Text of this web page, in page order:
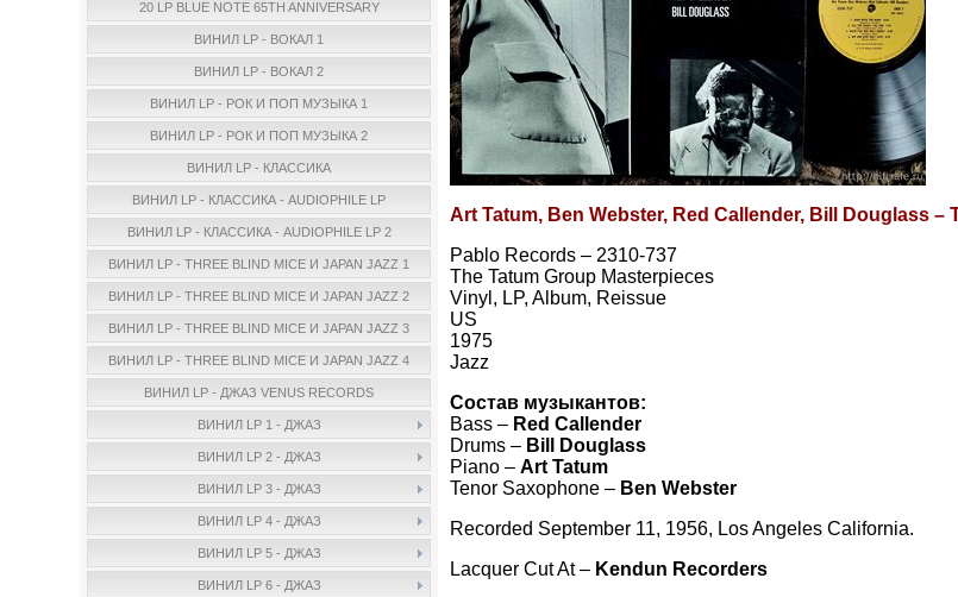
20 LP BLUE NOTE 65TH ANNIVERSARY
ВИНИЛ LP - ВОКАЛ 1
ВИНИЛ LP - ВОКАЛ 2
ВИНИЛ LP - РОК И ПОП МУЗЫКА 1
ВИНИЛ LP - РОК И ПОП МУЗЫКА 2
ВИНИЛ LP - КЛАССИКА
ВИНИЛ LP - КЛАССИКА - AUDIOPHILE LP
ВИНИЛ LP - КЛАССИКА - AUDIOPHILE LP 2
ВИНИЛ LP - THREE BLIND MICE И JAPAN JAZZ 1
ВИНИЛ LP - THREE BLIND MICE И JAPAN JAZZ 2
ВИНИЛ LP - THREE BLIND MICE И JAPAN JAZZ 3
ВИНИЛ LP - THREE BLIND MICE И JAPAN JAZZ 4
ВИНИЛ LP - ДЖАЗ VENUS RECORDS
ВИНИЛ LP 1 - ДЖАЗ
ВИНИЛ LP 2 - ДЖАЗ
ВИНИЛ LP 3 - ДЖАЗ
ВИНИЛ LP 4 - ДЖАЗ
ВИНИЛ LP 5 - ДЖАЗ
ВИНИЛ LP 6 - ДЖАЗ
Art Tatum, Ben Webster, Red Callender, Bill Douglass –
Pablo Records – 2310-737
The Tatum Group Masterpieces
Vinyl, LP, Album, Reissue
US
1975
Jazz
Состав музыкантов:
Bass – Red Callender
Drums – Bill Douglass
Piano –Art Tatum
Tenor Saxophone – Ben Webster
Recorded September 11, 1956, Los Angeles California.
Lacquer Cut At – Kendun Recorders